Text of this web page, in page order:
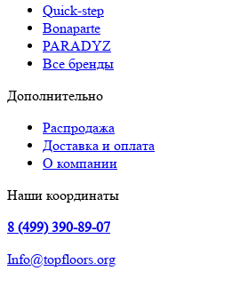
Quick-step
Bonaparte
PARADYZ
Все бренды
Дополнительно
Распродажа
Доставка и оплата
О компании
Наши координаты
8 (499) 390-89-07
Info@topfloors.org